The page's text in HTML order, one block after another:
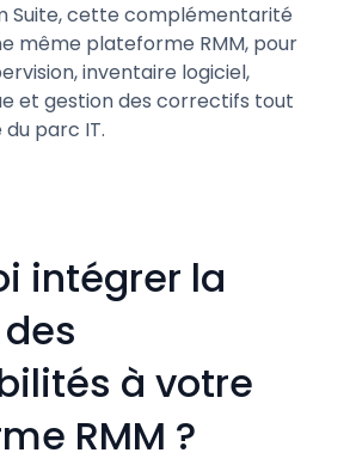
Suite, cette complémentarité
même plateforme RMM, pour
inventaire logiciel,
et gestion des correctifs tout
du parc IT.
intégrer la
à votre
RMM ?